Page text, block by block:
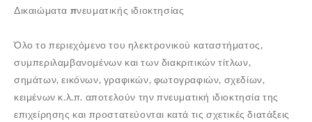
Δικαιώματα πνευματικής ιδιοκτησίας
Όλο το περιεχόμενο του ηλεκτρονικού καταστήματος,
συμπεριλαμβανομένων και των διακριτικών τίτλων,
σημάτων, εικόνων, γραφικών, φωτογραφιών, σχεδίων,
κειμένων κ.λ.π. αποτελούν την πνευματική ιδιοκτησία της
επιχείρησης και προστατεύονται κατά τις σχετικές διατάξεις